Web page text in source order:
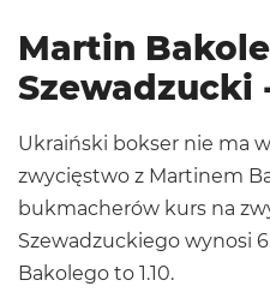
Martin
Szewadzucki
Ukraiński bokser nie ma
zwycięstwo z Martinem
bukmacherów kurs na
Szewadzuckiego wynosi
Bakolego to 1.10.